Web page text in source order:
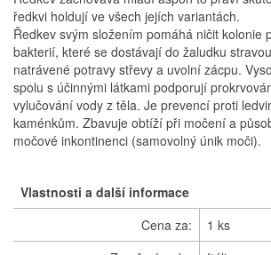
ředkvi holdují ve všech jejích variantách.
Ředkev svým složením pomáhá ničit kolonie
bakterií, které se dostávají do žaludku
natrávené potravy střevy a uvolní zácpu.
spolu s účinnými látkami podporují
vylučování vody z těla. Je prevencí proti
kaménkům. Zbavuje obtíží při močení a
močové inkontinenci (samovolný únik moči).
Vlastnosti a další informace
Cena za:
1 ks